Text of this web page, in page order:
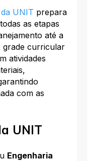
UNIT prepara
as etapas
até a
grade curricular
atividades
com as
UNIT
Engenharia